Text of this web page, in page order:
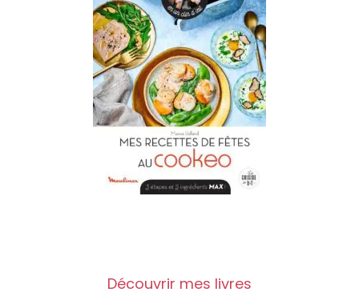
Découvrir mes livres